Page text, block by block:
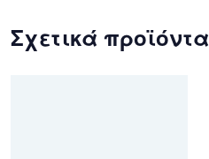
Σχετικά προϊόντα